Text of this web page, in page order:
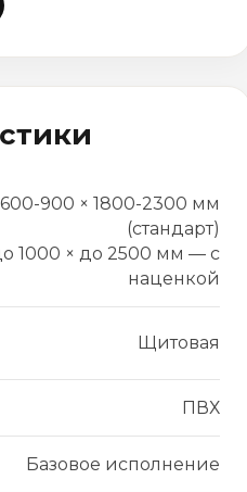
600-900 × 1800-2300 мм
(стандарт)
1000 × до 2500 мм — с
наценкой
Щитовая
ПВХ
Базовое исполнение